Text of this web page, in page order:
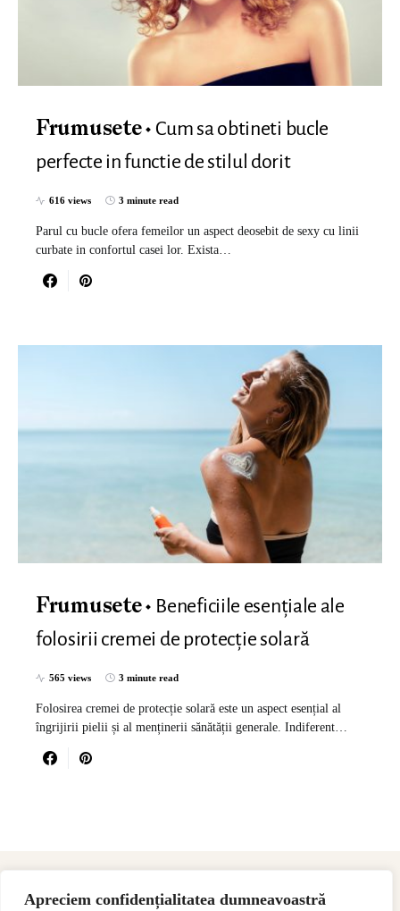
Apreciem confidențialitatea dumneavoastră
Frumusete
Cum sa obtineti bucle
perfecte in functie de stilul dorit
616 views 3 minute read
Parul cu bucle ofera femeilor un aspect deosebit de sexy cu linii
curbate in confortul casei lor. Exista…
Frumusete
Beneficiile esențiale ale
folosirii cremei de protecție solară
565 views 3 minute read
Folosirea cremei de protecție solară este un aspect esențial al
îngrijirii pielii și al menținerii sănătății generale. Indiferent…